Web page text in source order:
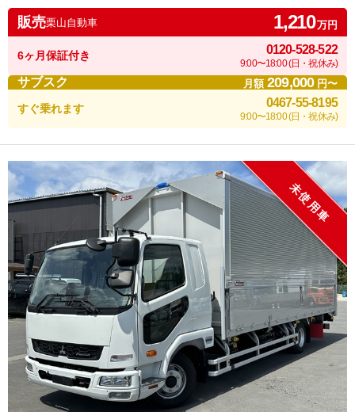
販売栗山自動車 1,210万円
6ヶ月保証付き 0120-528-522
9:00〜18:00 (日・祝休み)
サブスク 月額209,000円〜
すぐ乗れます 0467-55-8195
9:00〜18:00 (日・祝休み)
未使用車